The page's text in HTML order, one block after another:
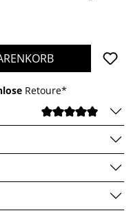
Retoure*